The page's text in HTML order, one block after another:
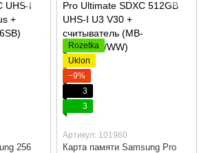
256
Rozetka
Uklon
−9%
3
3
Артикул: 101960
Карта памяти Samsung Pro